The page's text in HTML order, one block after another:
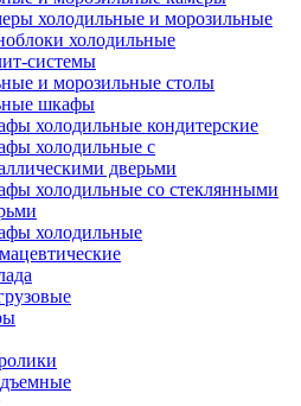
холодильные и морозильные
холодильные
системы
и морозильные столы
шкафы
холодильные кондитерские
холодильные с
дверьми
холодильные со стеклянными
холодильные